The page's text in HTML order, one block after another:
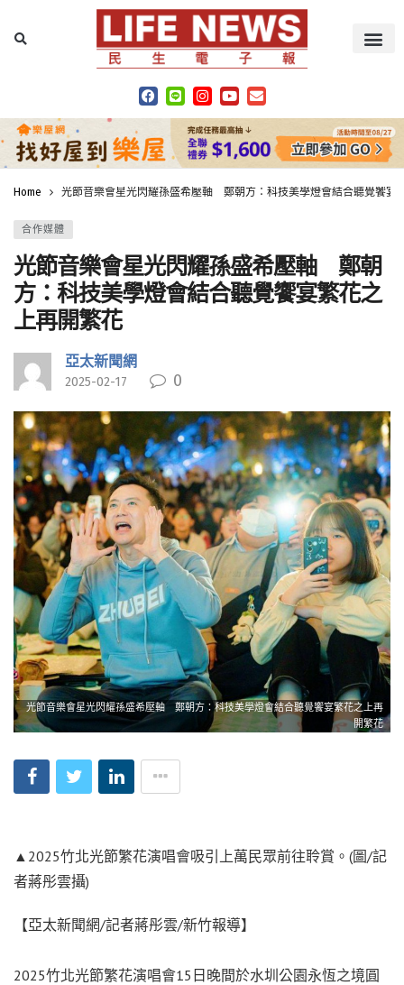
Home 光節音樂會星光閃耀孫盛希壓軸 鄭朝方：科技美學燈會結合聽覺饗宴
合作媒體
光節音樂會星光閃耀孫盛希壓軸 鄭朝
方：科技美學燈會結合聽覺饗宴繁花之
上再開繁花
亞太新聞網
2025-02-17 0
光節音樂會星光閃耀孫盛希壓軸 鄭朝方：科技美學燈會結合聽覺饗宴繁花之上再
開繁花
▲2025竹北光節繁花演唱會吸引上萬民眾前往聆賞。(圖/記
者蔣彤雲攝)
【亞太新聞網/記者蔣彤雲/新竹報導】
2025竹北光節繁花演唱會15日晚間於水圳公園永恆之境圓